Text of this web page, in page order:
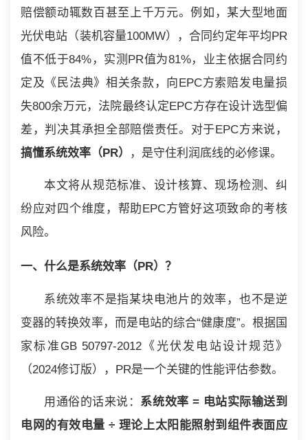
赔偿额动辄数百甚至上千万元。例如，某大型地面
光伏电站（装机容量100MW），合同约定年平均PR
值不低于84%，实测PR值为81%，业主依据合同约
定及《民法典》相关条款，向EPC方索赔发电量损
失800余万元，法院最终认定EPC方存在设计选型偏
差，判决其承担全部赔偿责任。对于EPC方来说，
搞懂系统效率（PR）
，是守住利润底线的必修课。
本文将从规范标准、设计核算、现场检测、纠
纷应对四个维度，帮助EPC方管好这项致命的考核
风险。
一、什么是系统效率（PR）？
系统效率不是指某块电池片的效率，也不是逆
变器的转换效率，而是电站的综合“健康度”。根据国
家标准GB 50797-2012《光伏发电站设计规范》
（2024修订版），PR是一个关键的性能评估参数。
用通俗的话来说： 系统效率 = 电站实际输送到
电网的有效电量 ÷ 理论上太阳能照射到组件表面应